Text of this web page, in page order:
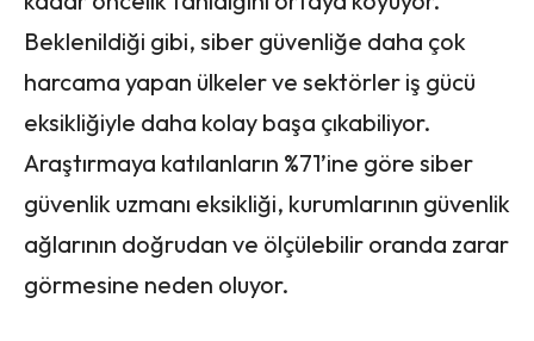
Beklenildiği gibi, siber güvenliğe daha çok
harcama yapan ülkeler ve sektörler iş gücü
eksikliğiyle daha kolay başa çıkabiliyor.
Araştırmaya katılanların %71’ine göre siber
güvenlik uzmanı eksikliği, kurumlarının güvenlik
ağlarının doğrudan ve ölçülebilir oranda zarar
görmesine neden oluyor.